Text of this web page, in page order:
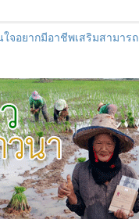
จอยากมีอาชีพเสริมสามารถ